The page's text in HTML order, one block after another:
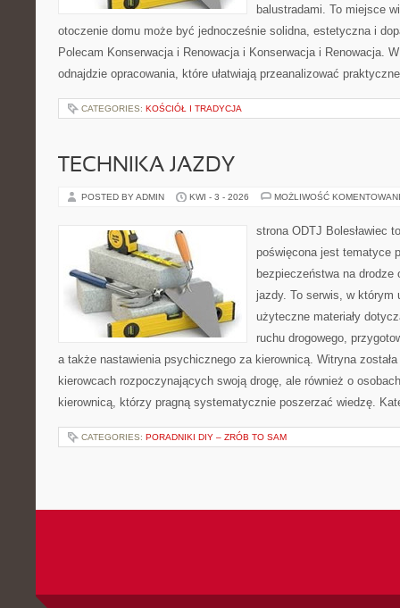
balustradami. To miejsce
otoczenie domu może być jednocześnie solidna, estetyczna i
Polecam Konserwacja i Renowacja i Konserwacja i Renowacja.
odnajdzie opracowania, które ułatwiają przeanalizować
CATEGORIES: KOŚCIÓŁ I TRADYCJA
TECHNIKA JAZDY
POSTED BY ADMIN KWI - 3 - 2026 MOŻLIWOŚĆ
strona ODTJ Bolesławiec
poświęcona jest tematyce
bezpieczeństwa na drodze
jazdy. To serwis, w którym
użyteczne materiały
ruchu drogowego,
a także nastawienia psychicznego za kierownicą. Witryna
kierowcach rozpoczynających swoją drogę, ale również o
kierownicą, którzy pragną systematycznie poszerzać wiedzę.
CATEGORIES: PORADNIKI DIY – ZRÓB TO SAM